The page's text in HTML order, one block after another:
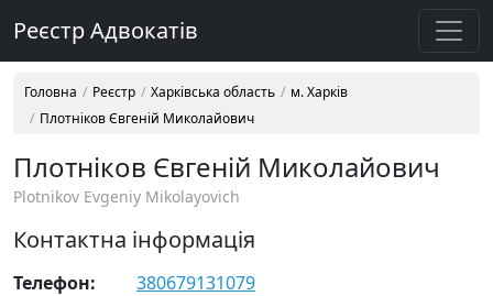
Реєстр Адвокатів
Головна Реєстр Харківська область
м. Харків
Плотніков Євгеній Миколайович
Плотніков Євгеній Миколайович
Plotnikov Evgeniy Mikolayovich
Контактна інформація
Телефон:
380679131079